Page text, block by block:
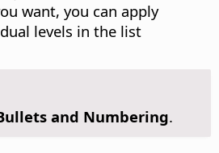
want, you can apply
levels in the list
and Numbering.